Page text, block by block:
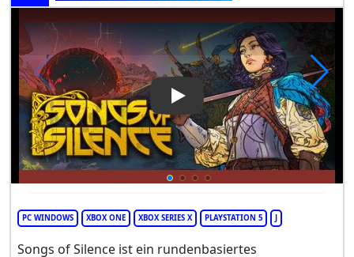
Play Video: Songs of Silence
PC WINDOWS XBOX ONE XBOX SERIES X PLAYSTATION 5 J
Songs of Silence ist ein rundenbasiertes